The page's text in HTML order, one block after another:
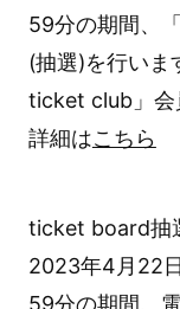
59分の期間、
(抽選)を行い
ticket club」会
詳細はこちら
ticket board抽
2023年4月22